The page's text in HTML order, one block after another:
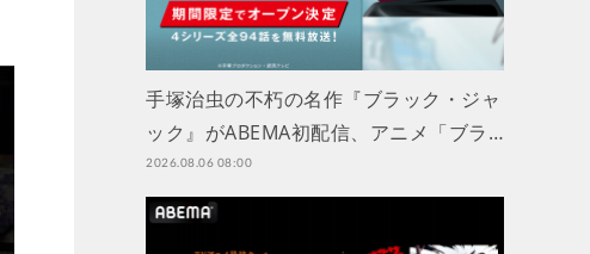
手塚治虫の不朽の名作『ブラック・ジャ
ック』がABEMA初配信、アニメ「ブラ…
2026.08.06 08:00